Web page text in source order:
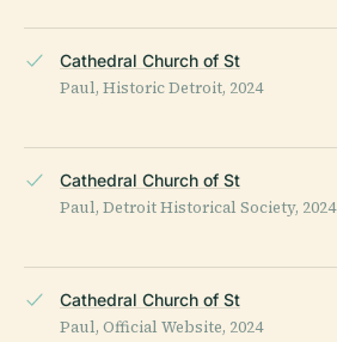
Cathedral Church of St
Paul, Historic Detroit, 2024
Cathedral Church of St
Paul, Detroit Historical Society, 2024
Cathedral Church of St
Paul, Official Website, 2024